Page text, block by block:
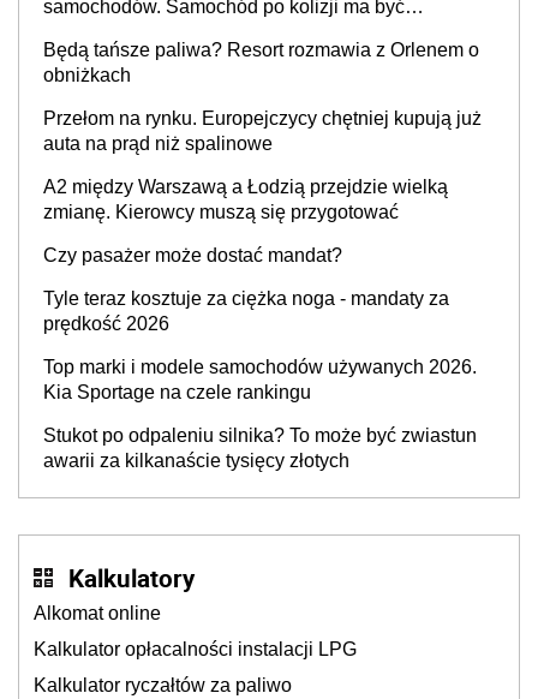
samochodów. Samochód po kolizji ma być
producenta
Będą tańsze paliwa? Resort rozmawia z Orlenem o
obniżkach
Przełom na rynku. Europejczycy chętniej kupują już
auta na prąd niż spalinowe
A2 między Warszawą a Łodzią przejdzie wielką
zmianę. Kierowcy muszą się przygotować
Czy pasażer może dostać mandat?
Tyle teraz kosztuje za ciężka noga - mandaty za
prędkość 2026
Top marki i modele samochodów używanych 2026.
Kia Sportage na czele rankingu
Stukot po odpaleniu silnika? To może być zwiastun
awarii za kilkanaście tysięcy złotych
Kalkulatory
Alkomat online
Kalkulator opłacalności instalacji LPG
Kalkulator ryczałtów za paliwo